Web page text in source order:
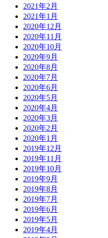
2021年2月
2021年1月
2020年12月
2020年11月
2020年10月
2020年9月
2020年8月
2020年7月
2020年6月
2020年5月
2020年4月
2020年3月
2020年2月
2020年1月
2019年12月
2019年11月
2019年10月
2019年9月
2019年8月
2019年7月
2019年6月
2019年5月
2019年4月